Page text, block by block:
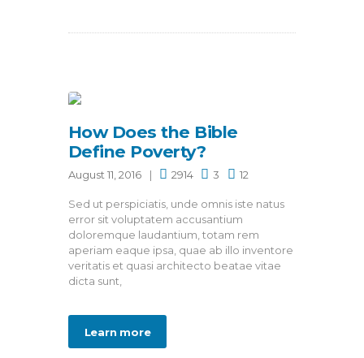
How Does the Bible
Define Poverty?
August 11, 2016 2914 3 12
Sed ut perspiciatis, unde omnis iste natus
error sit voluptatem accusantium
doloremque laudantium, totam rem
aperiam eaque ipsa, quae ab illo inventore
veritatis et quasi architecto beatae vitae
dicta sunt,
Learn more